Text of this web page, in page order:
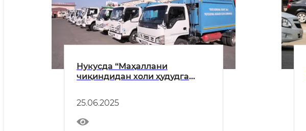
Нукусда “Маҳаллани
чиқиндидан холи ҳудудга
25.06.2025